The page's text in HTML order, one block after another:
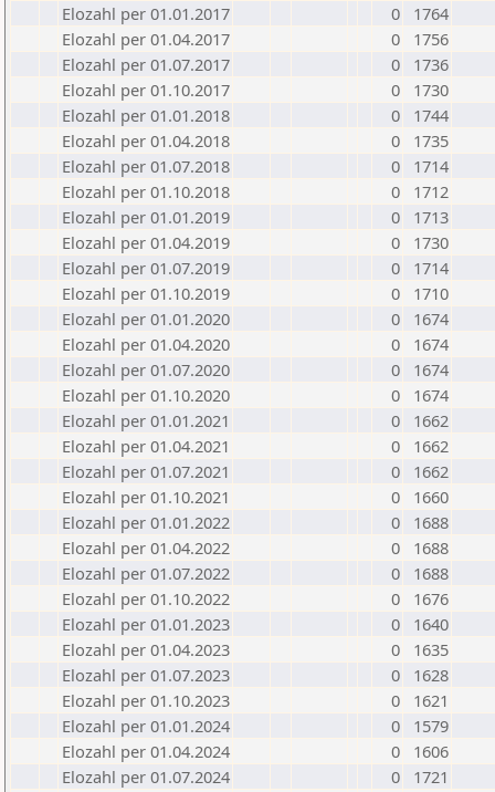
Elozahl per 01.01.2017
0
1764
Elozahl per 01.04.2017
0
1756
Elozahl per 01.07.2017
0
1736
Elozahl per 01.10.2017
0
1730
Elozahl per 01.01.2018
0
1744
Elozahl per 01.04.2018
0
1735
Elozahl per 01.07.2018
0
1714
Elozahl per 01.10.2018
0
1712
Elozahl per 01.01.2019
0
1713
Elozahl per 01.04.2019
0
1730
Elozahl per 01.07.2019
0
1714
Elozahl per 01.10.2019
0
1710
Elozahl per 01.01.2020
0
1674
Elozahl per 01.04.2020
0
1674
Elozahl per 01.07.2020
0
1674
Elozahl per 01.10.2020
0
1674
Elozahl per 01.01.2021
0
1662
Elozahl per 01.04.2021
0
1662
Elozahl per 01.07.2021
0
1662
Elozahl per 01.10.2021
0
1660
Elozahl per 01.01.2022
0
1688
Elozahl per 01.04.2022
0
1688
Elozahl per 01.07.2022
0
1688
Elozahl per 01.10.2022
0
1676
Elozahl per 01.01.2023
0
1640
Elozahl per 01.04.2023
0
1635
Elozahl per 01.07.2023
0
1628
Elozahl per 01.10.2023
0
1621
Elozahl per 01.01.2024
0
1579
Elozahl per 01.04.2024
0
1606
Elozahl per 01.07.2024
0
1721